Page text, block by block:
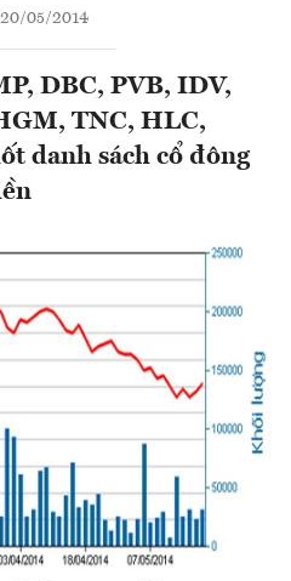
05/2014
DBC, PVB, IDV,
TNC, HLC,
danh sách cổ đông